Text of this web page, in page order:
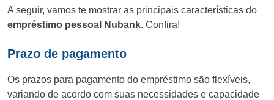
A seguir, vamos te mostrar as principais características do
empréstimo pessoal Nubank. Confira!
Prazo de pagamento
Os prazos para pagamento do empréstimo são flexíveis,
variando de acordo com suas necessidades e capacidade